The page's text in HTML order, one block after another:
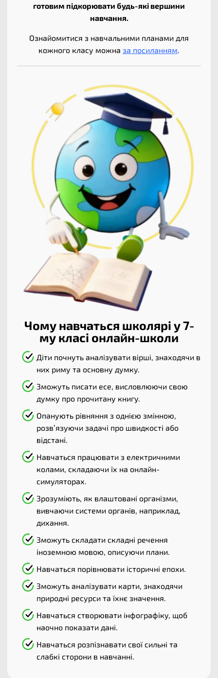
готовим підкорювати будь-які вершини
навчання.
Ознайомитися з навчальними планами для
кожного класу можна за посиланням.
Чому навчаться школярі у 7-
му класі онлайн-школи
Діти почнуть аналізувати вірші, знаходячи в
них риму та основну думку.
Зможуть писати есе, висловлюючи свою
думку про прочитану книгу.
Опанують рівняння з однією змінною,
розв’язуючи задачі про швидкості або
відстані.
Навчаться працювати з електричними
колами, складаючи їх на онлайн-
симуляторах.
Зрозуміють, як влаштовані організми,
вивчаючи системи органів, наприклад,
дихання.
Зможуть складати складні речення
іноземною мовою, описуючи плани.
Навчаться порівнювати історичні епохи.
Зможуть аналізувати карти, знаходячи
природні ресурси та їхнє значення.
Навчаться створювати інфографіку, щоб
наочно показати дані.
Навчаться розпізнавати свої сильні та
слабкі сторони в навчанні.